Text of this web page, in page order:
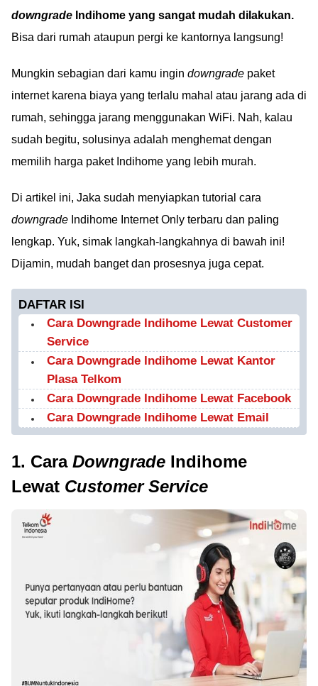
downgrade Indihome yang sangat mudah dilakukan.
Bisa dari rumah ataupun pergi ke kantornya langsung!
Mungkin sebagian dari kamu ingin downgrade paket
internet karena biaya yang terlalu mahal atau jarang ada di
rumah, sehingga jarang menggunakan WiFi. Nah, kalau
sudah begitu, solusinya adalah menghemat dengan
memilih harga paket Indihome yang lebih murah.
Di artikel ini, Jaka sudah menyiapkan tutorial cara
downgrade Indihome Internet Only terbaru dan paling
lengkap. Yuk, simak langkah-langkahnya di bawah ini!
Dijamin, mudah banget dan prosesnya juga cepat.
DAFTAR ISI
Cara Downgrade Indihome Lewat Customer
Service
Cara Downgrade Indihome Lewat Kantor
Plasa Telkom
Cara Downgrade Indihome Lewat Facebook
Cara Downgrade Indihome Lewat Email
1. Cara Downgrade Indihome
Lewat Customer Service